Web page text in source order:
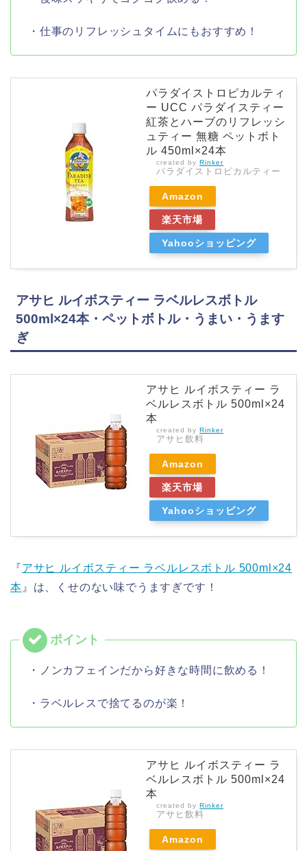
・仕事のリフレッシュタイムにもおすすめ！
パラダイストロピカルティ
ー UCC パラダイスティー
紅茶とハーブのリフレッシ
ュティー 無糖 ペットボト
ル 450ml×24本
created by Rinker
パラダイストロピカルティー
Amazon
楽天市場
Yahooショッピング
アサヒ ルイボスティー ラベルレスボトル
500ml×24本・ペットボトル・うまい・うます
ぎ
アサヒ ルイボスティー ラ
ベルレスボトル 500ml×24
本
created by Rinker
アサヒ飲料
Amazon
楽天市場
Yahooショッピング
『アサヒ ルイボスティー ラベルレスボトル 500ml×24
本』は、くせのない味でうますぎです！
・ノンカフェインだから好きな時間に飲める！
・ラベルレスで捨てるのが楽！
アサヒ ルイボスティー ラ
ベルレスボトル 500ml×24
本
created by Rinker
アサヒ飲料
Amazon